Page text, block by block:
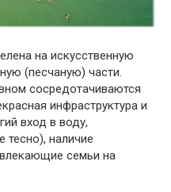
на искусственную
(песчаную) части.
сосредотачиваются
инфраструктура и
вход в воду,
тесно), наличие
семьи на